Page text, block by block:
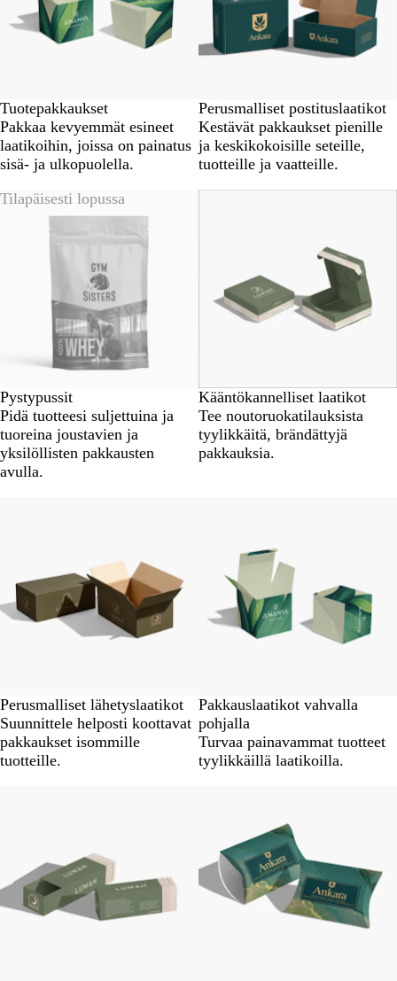
Tuotepakkaukset
Pakkaa kevyemmät esineet
laatikoihin, joissa on painatus
sisä- ja ulkopuolella.
Perusmalliset postituslaatikot
Kestävät pakkaukset pienille
ja keskikokoisille seteille,
tuotteille ja vaatteille.
Tilapäisesti lopussa
Pystypussit
Pidä tuotteesi suljettuina ja
tuoreina joustavien ja
yksilöllisten pakkausten
avulla.
Kääntökannelliset laatikot
Tee noutoruokatilauksista
tyylikkäitä, brändättyjä
pakkauksia.
Perusmalliset lähetyslaatikot
Suunnittele helposti koottavat
pakkaukset isommille
tuotteille.
Pakkauslaatikot vahvalla
pohjalla
Turvaa painavammat tuotteet
tyylikkäillä laatikoilla.